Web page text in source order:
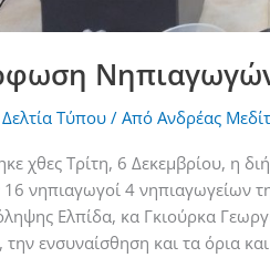
Δελτία Τύπου / Από Ανδρέας
χθες Τρίτη, 6 Δεκεμβρίου, η
16 νηπιαγωγοί 4 νηπιαγωγείων
Ελπίδα, κα Γκιούρκα
την ενσυναίσθηση και τα όρια